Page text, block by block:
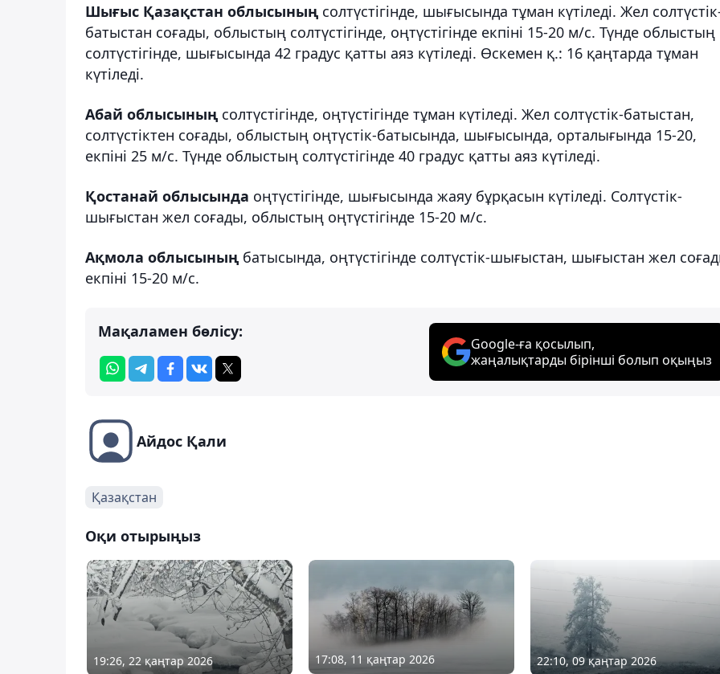
Шығыс Қазақстан облысының солтүстігінде, шығысында тұман күтіледі. Жел
батыстан соғады, облыстың солтүстігінде, оңтүстігінде екпіні 15-20 м/с. Түнде облыстың
солтүстігінде, шығысында 42 градус қатты аяз күтіледі. Өскемен қ.: 16 қаңтарда тұман
күтіледі.
Абай облысының солтүстігінде, оңтүстігінде тұман күтіледі. Жел солтүстік-батыстан,
солтүстіктен соғады, облыстың оңтүстік-батысында, шығысында, орталығында 15-20,
екпіні 25 м/с. Түнде облыстың солтүстігінде 40 градус қатты аяз күтіледі.
Қостанай облысында оңтүстігінде, шығысында жаяу бұрқасын күтіледі. Солтүстік-
шығыстан жел соғады, облыстың оңтүстігінде 15-20 м/с.
Ақмола облысының батысында, оңтүстігінде солтүстік-шығыстан, шығыстан жел
екпіні 15-20 м/с.
Мақаламен бөлісу:
Google-ға қосылып,
жаңалықтарды бірінші болып оқыңыз
Айдос Қали
Қазақстан
Оқи отырыңыз
19:26, 22 қаңтар 2026 17:08, 11 қаңтар 2026 22:10, 09 қаңтар 2026